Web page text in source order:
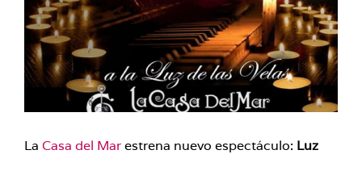
La Casa del Marestrena nuevo espectáculo: Luz